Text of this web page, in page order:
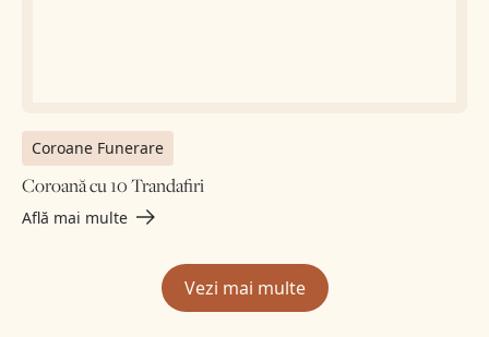
Coroane Funerare
Coroană cu 10 Trandafiri
Află mai multe
Vezi mai multe